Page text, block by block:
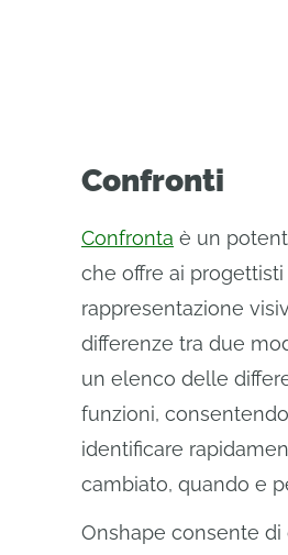
Confronti
Confronta è un
che offre ai progettisti
rappresentazione
differenze tra due
un elenco delle
funzioni,
identificare
cambiato, quando e
Onshape consente di